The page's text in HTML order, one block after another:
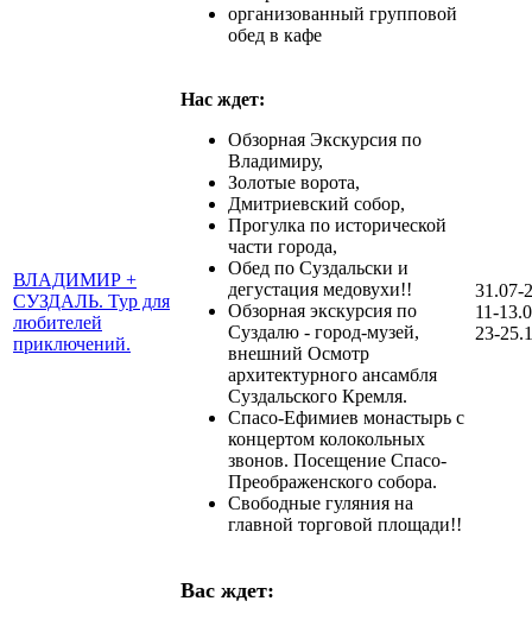
организованный групповой
обед в кафе
ВЛАДИМИР +
СУЗДАЛЬ. Тур для
любителей
приключений.
Нас ждет:
Обзорная Экскурсия по
Владимиру,
Золотые ворота,
Дмитриевский собор,
Прогулка по исторической
части города,
Обед по Суздальски и
дегустация медовухи!!
Обзорная экскурсия по
Суздалю - город-музей,
внешний Осмотр
архитектурного ансамбля
Суздальского Кремля.
Спасо-Ефимиев монастырь с
концертом колокольных
звонов. Посещение Спасо-
Преображенского собора.
Свободные гуляния на
главной торговой площади!!
31.07-
11-
23-
Вас ждет: